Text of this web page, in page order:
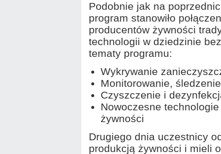
Podobnie jak na
program stanowiło
producentów żywności
technologii w dziedzinie
tematy programu:
Wykrywanie
Monitorowanie,
Czyszczenie i
Nowoczesne
żywności
Drugiego dnia uczestnicy
produkcją żywności i mieli